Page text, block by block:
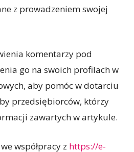
z prowadzeniem swojej
komentarzy pod
go na swoich profilach w
aby pomóc w dotarciu
przedsiębiorców, którzy
zawartych w artykule.
współpracy z https://e-